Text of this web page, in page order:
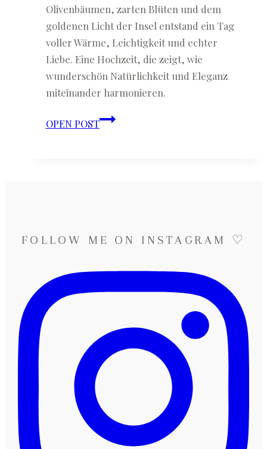
Olivenbäumen, zarten Blüten und dem
goldenen Licht der Insel entstand ein Tag
voller Wärme, Leichtigkeit und echter
Liebe. Eine Hochzeit, die zeigt, wie
wunderschön Natürlichkeit und Eleganz
miteinander harmonieren.
OPEN POSTRoberta
FOLLOW ME ON INSTAGRAM ♡